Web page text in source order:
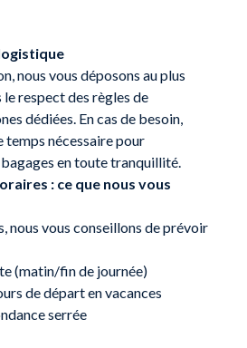
nous vous déposons au plus
le respect des règles de
dédiées. En cas de besoin,
temps nécessaire pour
en toute tranquillité.
: ce que nous vous
nous vous conseillons de prévoir
(matin/fin de journée)
de départ en vacances
serrée